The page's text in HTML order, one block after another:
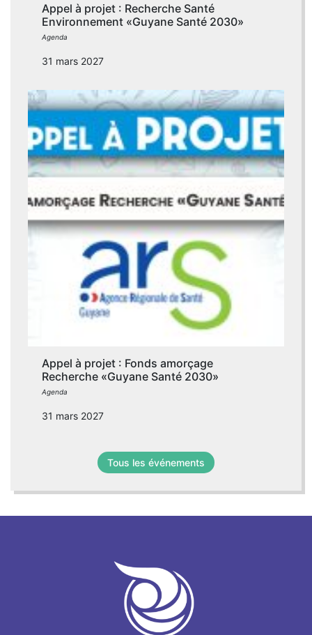
Appel à projet : Recherche Santé
Environnement «Guyane Santé 2030»
Agenda
31 mars 2027
Appel à projet : Fonds amorçage
Recherche «Guyane Santé 2030»
Agenda
31 mars 2027
Tous les événements